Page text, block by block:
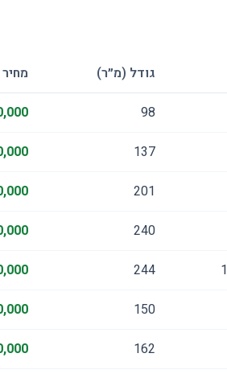
גודל (מ״ר) מחיר
98
137
201
240
244
150
162